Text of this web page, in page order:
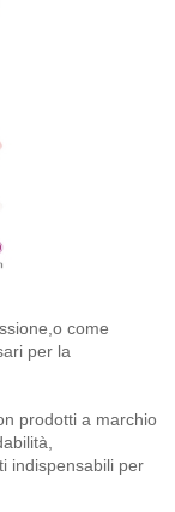
come
per la
prodotti a marchio
indispensabili per